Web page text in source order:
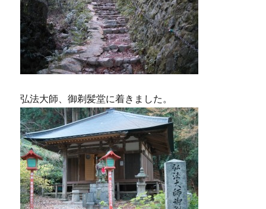
弘法大師、御剃髪堂に着きました。